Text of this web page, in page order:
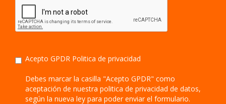
Acepto GPDR Politica de privacidad
Debes marcar la casilla "Acepto GPDR" como
aceptación de nuestra politica de privacidad de datos,
según la nueva ley para poder enviar el formulario.